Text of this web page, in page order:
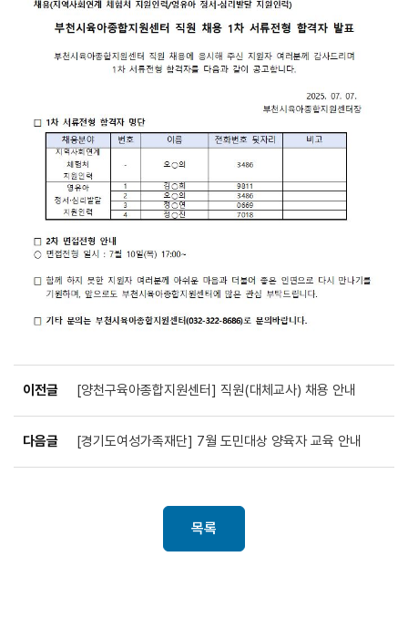
이전글 [양천구육아종합지원센터] 직원(대체교사) 채용 안내
다음글 [경기도여성가족재단] 7월 도민대상 양육자 교육 안내
목록